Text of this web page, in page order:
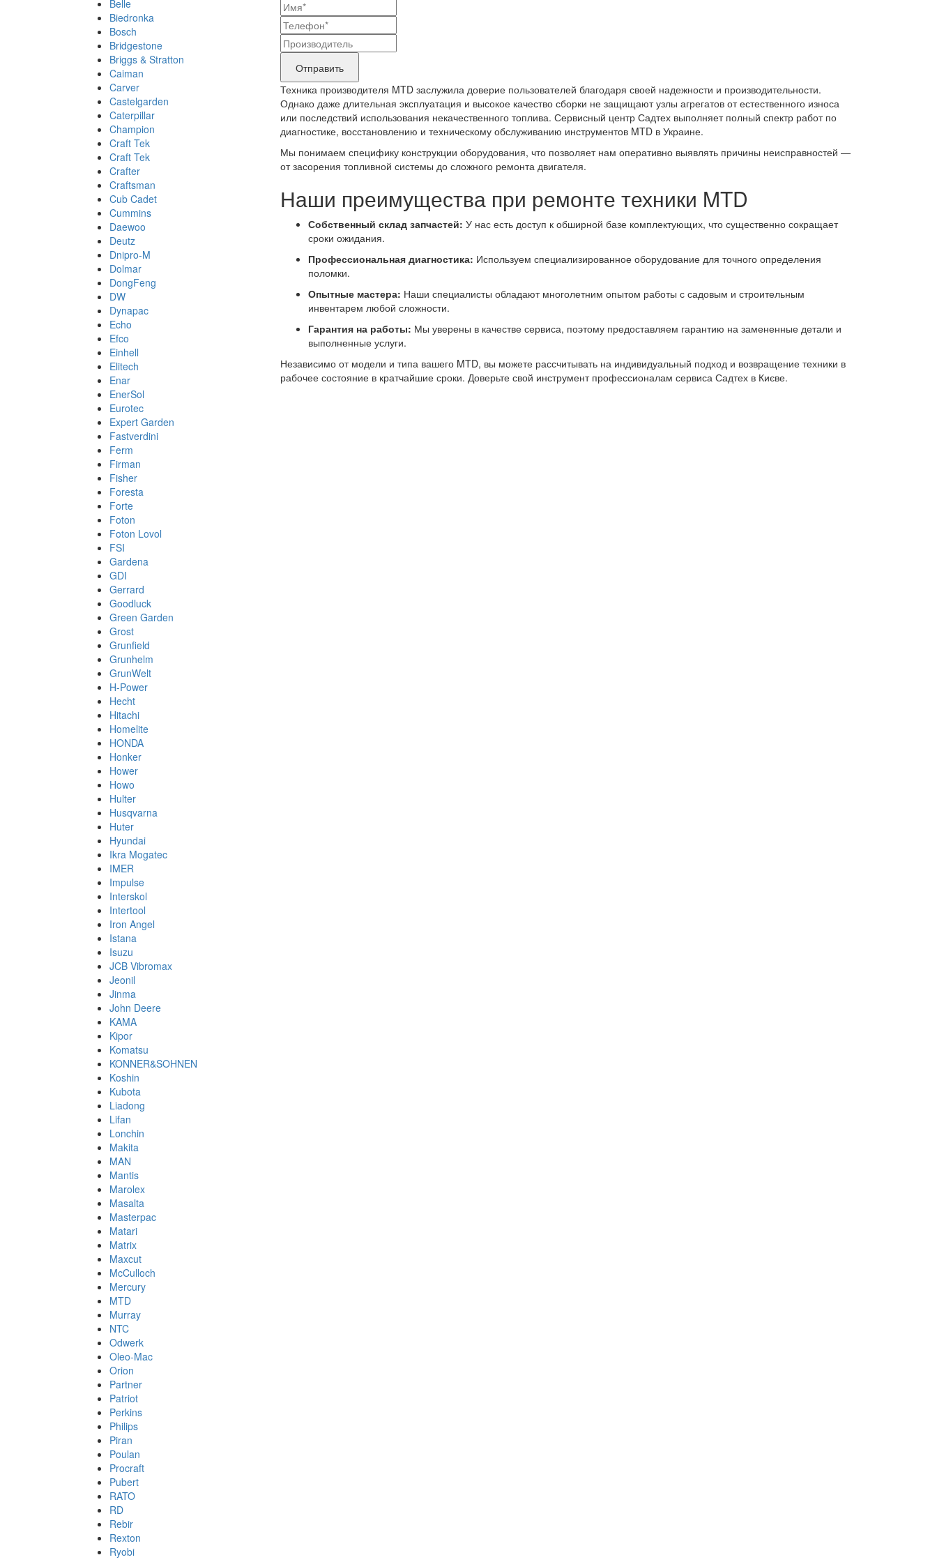
Belle
Biedronka
Bosch
Bridgestone
Briggs & Stratton
Caiman
Carver
Castelgarden
Caterpillar
Champion
Craft Tek
Craft Tek
Crafter
Craftsman
Cub Cadet
Cummins
Daewoo
Deutz
Dnipro-M
Dolmar
DongFeng
DW
Dynapac
Echo
Efco
Einhell
Elitech
Enar
EnerSol
Eurotec
Expert Garden
Fastverdini
Ferm
Firman
Fisher
Foresta
Forte
Foton
Foton Lovol
FSI
Gardena
GDI
Gerrard
Goodluck
Green Garden
Grost
Grunfield
Grunhelm
GrunWelt
H-Power
Hecht
Hitachi
Homelite
HONDA
Honker
Hower
Howo
Hulter
Husqvarna
Huter
Hyundai
Ikra Mogatec
IMER
Impulse
Interskol
Intertool
Iron Angel
Istana
Isuzu
JCB Vibromax
Jeonil
Jinma
John Deere
KAMA
Kipor
Komatsu
KONNER&SOHNEN
Koshin
Kubota
Liadong
Lifan
Lonchin
Makita
MAN
Mantis
Marolex
Masalta
Masterpac
Matari
Matrix
Maxcut
McCulloch
Mercury
MTD
Murray
NTC
Odwerk
Oleo-Mac
Orion
Partner
Patriot
Perkins
Philips
Piran
Poulan
Procraft
Pubert
RATO
RD
Rebir
Rexton
Ryobi
Ваши
контактные
данные
Название
бренда
продукта,
требующего
ремонта
Отправить
Техника производителя MTD заслужила доверие пользователей благодаря своей надежности и производительности.
Однако даже длительная эксплуатация и высокое качество сборки не защищают узлы агрегатов от естественного износа
или последствий использования некачественного топлива. Сервисный центр Садтех выполняет полный спектр работ по
диагностике, восстановлению и техническому обслуживанию инструментов MTD в Украине.
Мы понимаем специфику конструкции оборудования, что позволяет нам оперативно выявлять причины неисправностей —
от засорения топливной системы до сложного ремонта двигателя.
Наши преимущества при ремонте техники MTD
Собственный склад запчастей: У нас есть доступ к обширной базе комплектующих, что существенно сокращает
сроки ожидания.
Профессиональная диагностика: Используем специализированное оборудование для точного определения
поломки.
Опытные мастера: Наши специалисты обладают многолетним опытом работы с садовым и строительным
инвентарем любой сложности.
Гарантия на работы: Мы уверены в качестве сервиса, поэтому предоставляем гарантию на замененные детали и
выполненные услуги.
Независимо от модели и типа вашего MTD, вы можете рассчитывать на индивидуальный подход и возвращение техники в
рабочее состояние в кратчайшие сроки. Доверьте свой инструмент профессионалам сервиса Садтех в Києве.